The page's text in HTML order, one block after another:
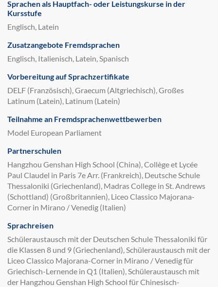
Sprachen als Hauptfach- oder Leistungskurse in der
Kursstufe
Englisch, Latein
Zusatzangebote Fremdsprachen
Englisch, Italienisch, Latein, Spanisch
Vorbereitung auf Sprachzertifikate
DELF (Französisch), Graecum (Altgriechisch), Großes
Latinum (Latein), Latinum (Latein)
Teilnahme an Fremdsprachenwettbewerben
Model European Parliament
Partnerschulen
Hangzhou Genshan High School (China), Collège et Lycée
Paul Claudel in Paris 7e Arr. (Frankreich), Deutsche Schule
Thessaloniki (Griechenland), Madras College in St. Andrews
(Schottland) (Großbritannien), Liceo Classico Majorana-
Corner in Mirano / Venedig (Italien)
Sprachreisen
Schüleraustausch mit der Deutschen Schule Thessaloniki für
die Klassen 8 und 9 (Griechenland), Schüleraustausch mit der
Liceo Classico Majorana-Corner in Mirano / Venedig für
Griechisch-Lernende in Q1 (Italien), Schüleraustausch mit
der Hangzhou Genshan High School für Chinesisch-